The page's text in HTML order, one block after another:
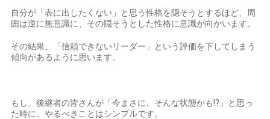
自分が「表に出したくない」と思う性格を隠そうとするほど、周
囲は逆に無意識に、その隠そうとした性格に意識が向かいます。
その結果、「信頼できないリーダー」という評価を下してしまう
傾向があるように思います。
もし、後継者の皆さんが「今まさに、そんな状態かも!?」と思っ
た時に、やるべきことはシンプルです。